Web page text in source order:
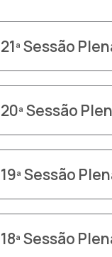
21ª Sessão
20ª Sessão
19ª Sessão
18ª Sessão